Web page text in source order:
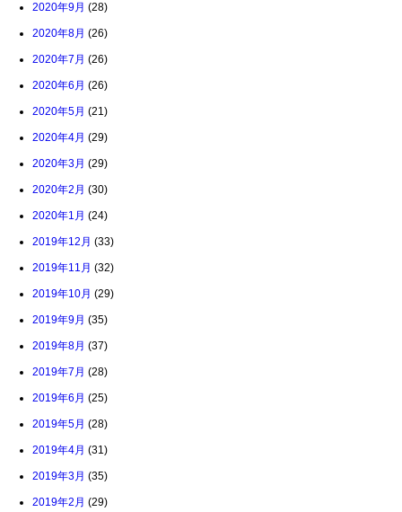
2020年9月 (28)
2020年8月 (26)
2020年7月 (26)
2020年6月 (26)
2020年5月 (21)
2020年4月 (29)
2020年3月 (29)
2020年2月 (30)
2020年1月 (24)
2019年12月 (33)
2019年11月 (32)
2019年10月 (29)
2019年9月 (35)
2019年8月 (37)
2019年7月 (28)
2019年6月 (25)
2019年5月 (28)
2019年4月 (31)
2019年3月 (35)
2019年2月 (29)